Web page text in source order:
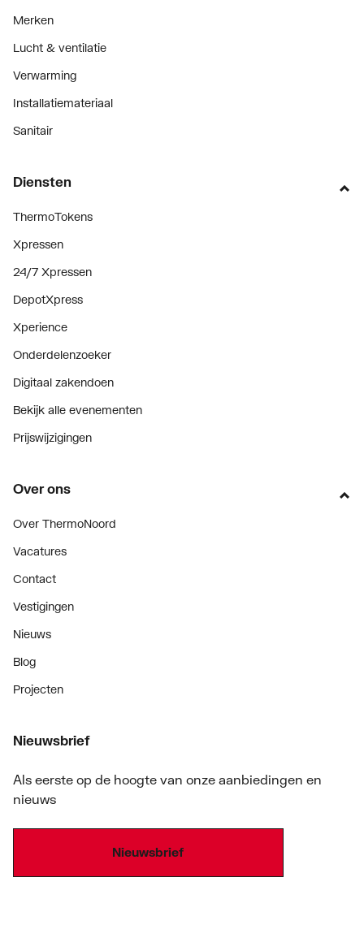
Merken
Lucht & ventilatie
Verwarming
Installatiemateriaal
Sanitair
Diensten
ThermoTokens
Xpressen
24/7 Xpressen
DepotXpress
Xperience
Onderdelenzoeker
Digitaal zakendoen
Bekijk alle evenementen
Prijswijzigingen
Over ons
Over ThermoNoord
Vacatures
Contact
Vestigingen
Nieuws
Blog
Projecten
Nieuwsbrief
Als eerste op de hoogte van onze aanbiedingen en
nieuws
Nieuwsbrief